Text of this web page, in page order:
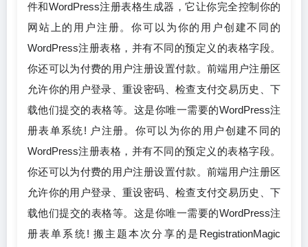
件和WordPress注册表格生成器，它让你完全控制你的
网站上的用户注册。你可以为你的用户创建不同的
WordPress注册表格，并有不同的预定义的表格字段。
你还可以为付费的用户注册设置付款。前端用户注册区
允许你的用户登录、重设密码、检查支付交易历史、下
载他们提交的表格等。这是你唯一需要的WordPress注
册表单系统! 户注册。你可以为你的用户创建不同的
WordPress注册表格，并有不同的预定义的表格字段。
你还可以为付费的用户注册设置付款。前端用户注册区
允许你的用户登录、重设密码、检查支付交易历史、下
载他们提交的表格等。这是你唯一需要的WordPress注
册表单系统! 搬主题本次分享的是RegistrationMagic